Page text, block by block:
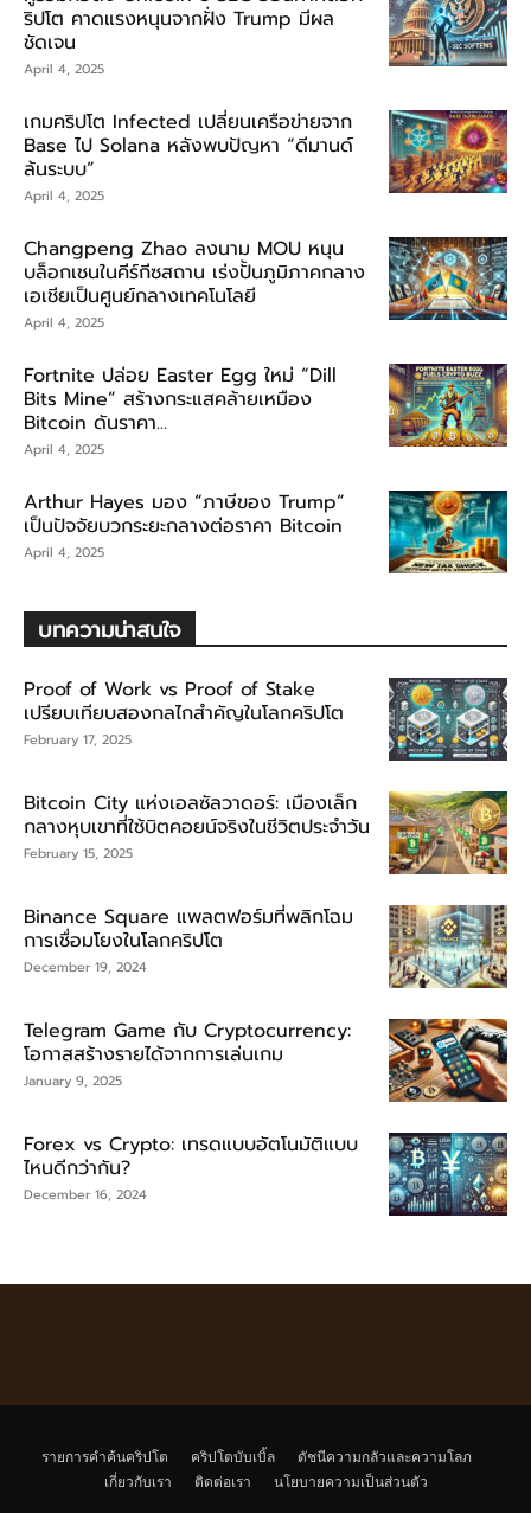
ริปโต คาดแรงหนุนจากฝั่ง Trump มีผล
ชัดเจน
April 4, 2025
เกมคริปโต Infected เปลี่ยนเครือข่ายจาก
Base ไป Solana หลังพบปัญหา “ดีมานด์
ล้นระบบ”
April 4, 2025
Changpeng Zhao ลงนาม MOU หนุน
บล็อกเชนในคีร์กีซสถาน เร่งปั้นภูมิภาคกลาง
เอเชียเป็นศูนย์กลางเทคโนโลยี
April 4, 2025
Fortnite ปล่อย Easter Egg ใหม่ “Dill
Bits Mine” สร้างกระแสคล้ายเหมือง
Bitcoin ดันราคา...
April 4, 2025
Arthur Hayes มอง “ภาษีของ Trump”
เป็นปัจจัยบวกระยะกลางต่อราคา Bitcoin
April 4, 2025
บทความน่าสนใจ
Proof of Work vs Proof of Stake
เปรียบเทียบสองกลไกสำคัญในโลกคริปโต
February 17, 2025
Bitcoin City แห่งเอลซัลวาดอร์: เมืองเล็ก
กลางหุบเขาที่ใช้บิตคอยน์จริงในชีวิตประจำวัน
February 15, 2025
Binance Square แพลตฟอร์มที่พลิกโฉม
การเชื่อมโยงในโลกคริปโต
December 19, 2024
Telegram Game กับ Cryptocurrency:
โอกาสสร้างรายได้จากการเล่นเกม
January 9, 2025
Forex vs Crypto: เทรดแบบอัตโนมัติแบบ
ไหนดีกว่ากัน?
December 16, 2024
รายการคำค้นคริปโต คริปโตบับเบิ้ล
ดัชนีความกลัวและความโลภ
เกี่ยวกับเรา
ติดต่อเรา นโยบายความเป็นส่วนตัว